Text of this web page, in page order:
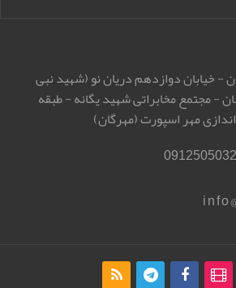
- خیابان دوازدهم دریان نو (شهید نبی
- مجتمع مخابراتی شهید یگانه - طبقه
مهر اسپورت (مهرگان)